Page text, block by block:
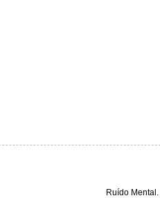
Ruído